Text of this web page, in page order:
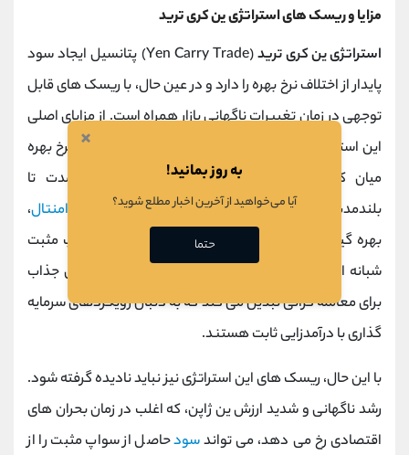
مزایا و ریسک‌ های استراتژی ین کری ترید
استراتژی ین کری ترید
(Yen Carry Trade) پتانسیل ایجاد سود
پایدار از اختلاف نرخ بهره را دارد و در عین حال، با ریسک ‌های قابل
توجهی در زمان تغییرات ناگهانی بازار همراه است. از مزایای اصلی
این استراتژی می ‌توان به دریافت سود مداوم از اختلاف نرخ بهره
میان کشورها، مناسب بودن برای معاملات میان ‌مدت تا
بلندمدت، قابلیت ترکیب با تحلیل‌ های تکنیکال و
فاندامنتال،
بهره‌ گیری از روندهای باثبات بازار و کسب درآمد از سواپ مثبت
شبانه اشاره کرد. این ویژگی ‌ها، ین کری ترید را به ابزاری جذاب
برای معامله‌ گرانی تبدیل می کند که به دنبال رویکردهای سرمایه
‌گذاری با درآمدزایی ثابت هستند.
با این حال، ریسک ‌های این استراتژی نیز نباید نادیده گرفته شود.
رشد ناگهانی و شدید ارزش ین ژاپن، که اغلب در زمان بحران ‌های
اقتصادی رخ می ‌دهد، می ‌تواندسودحاصل از سواپ مثبت را از
×
به روز بمانید!
آیا می‌خواهید از آخرین اخبار مطلع شوید؟
حتما